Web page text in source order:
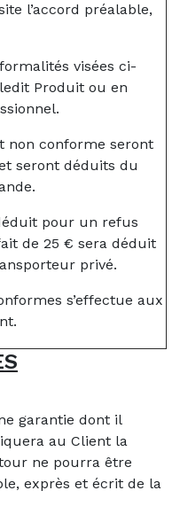
l’accord préalable,
visées ci-
Produit ou en
non conforme seront
seront déduits du
pour un refus
de 25 € sera déduit
privé.
s’effectue aux
garantie dont il
au Client la
ne pourra être
exprès et écrit de la